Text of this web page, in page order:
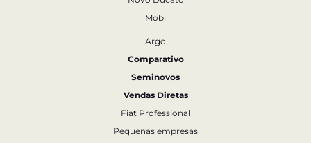
Mobi
Argo
Comparativo
Seminovos
Vendas Diretas
Fiat Professional
Pequenas empresas